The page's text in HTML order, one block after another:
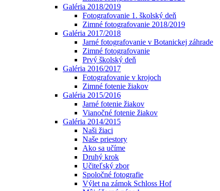
Galéria 2018/2019
Fotografovanie 1. školský deň
Zimné fotografovanie 2018/2019
Galéria 2017/2018
Jarné fotografovanie v Botanickej záhrade
Zimné fotografovanie
Prvý školský deň
Galéria 2016/2017
Fotografovanie v krojoch
Zimné fotenie žiakov
Galéria 2015/2016
Jarné fotenie žiakov
Vianočné fotenie žiakov
Galéria 2014/2015
Naši žiaci
Naše priestory
Ako sa učíme
Druhý krok
Učiteľský zbor
Spoločné fotografie
Výlet na zámok Schloss Hof